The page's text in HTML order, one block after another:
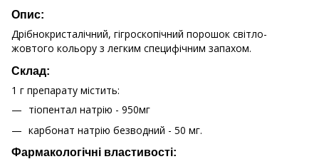
Опис:
Дрібнокристалічний, гігроскопічний порошок світло-
жовтого кольору з легким специфічним запахом.
Склад:
1 г препарату містить:
тіопентал натрію - 950мг
карбонат натрію безводний - 50 мг.
Фармакологічні властивості: